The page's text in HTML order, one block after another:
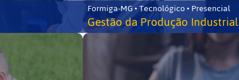
Formiga-MG • Tecnológico • Presencial
Gestão da Produção Industrial